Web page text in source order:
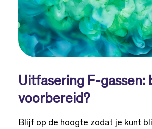
Uitfasering F-gassen:
voorbereid?
Blijf op de hoogte zodat je kunt